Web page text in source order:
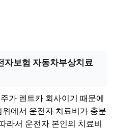
자보험 자동차부상치료
가 렌트카 회사이기 때문에
에서 운전자 치료비가 충분
라서 운전자 본인의 치료비